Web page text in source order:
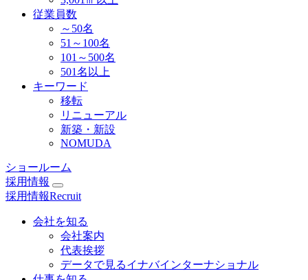
従業員数
～50名
51～100名
101～500名
501名以上
キーワード
移転
リニューアル
新築・新設
NOMUDA
ショールーム
採用情報
採用情報Recruit
会社を知る
会社案内
代表挨拶
データで見るイナバインターナショナル